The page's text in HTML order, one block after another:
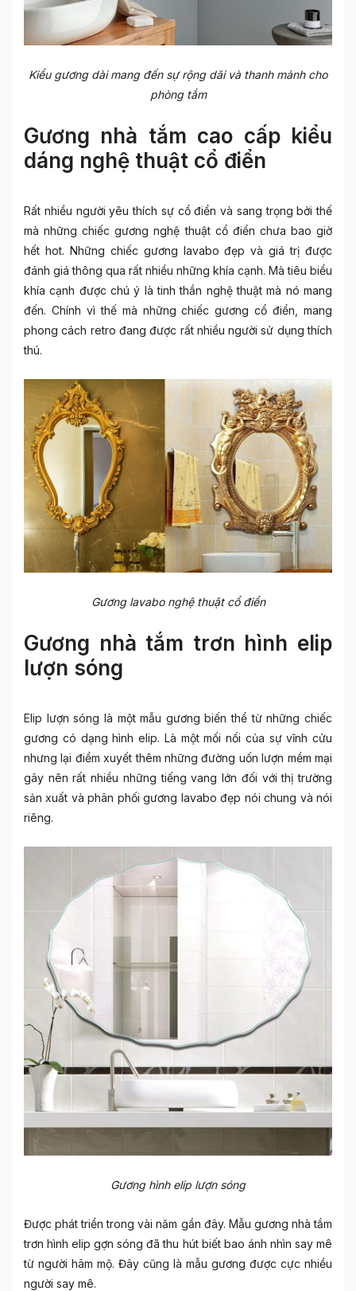
Kiểu gương dài mang đến sự rộng dãi và thanh mảnh cho
phòng tắm
Gương nhà tắm cao cấp kiểu
dáng nghệ thuật cổ điển
Rất nhiều người yêu thích sự cổ điển và sang trọng bởi thế
mà những chiếc gương nghệ thuật cổ điển chưa bao giờ
hết hot. Những chiếc gương lavabo đẹpvà giá trị được
đánh giá thông qua rất nhiều những khía cạnh. Mà tiêu biểu
khía cạnh được chú ý là tinh thần nghệ thuật mà nó mang
đến. Chính vì thế mà những chiếc gương cổ điển, mang
phong cách retro đang được rất nhiều người sử dụng thích
thú.
Gương lavabo nghệ thuật cổ điển
Gương nhà tắm trơn hình elip
lượn sóng
Elip lượn sóng là một mẫu gương biến thể từ những chiếc
gương có dạng hình elip. Là một mối nối của sự vĩnh cửu
nhưng lại điểm xuyết thêm những đường uốn lượn mềm mại
gây nên rất nhiều những tiếng vang lớn đối với thị trường
sản xuất và phân phốigương lavabo đẹp nói chung và nói
riêng.
Gương hình elip lượn sóng
Được phát triển trong vài năm gần đây. Mẫu gương nhà tắm
trơn hình elip gợn sóng đã thu hút biết bao ánh nhìn say mê
từ người hâm mộ. Đây cũng là mẫu gương được cực nhiều
người say mê.